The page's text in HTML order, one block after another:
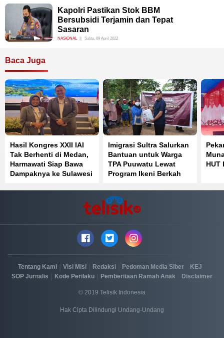
Kapolri Pastikan Stok BBM
Bersubsidi Terjamin dan Tepat
Sasaran
NASIONAL Sabtu, 09 April 2022
Baca Juga
Hasil Kongres XXII IAI
Tak Berhenti di Medan,
Harmawati Siap Bawa
Dampaknya ke Sulawesi
Imigrasi Sultra Salurkan
Bantuan untuk Warga
TPA Puuwatu Lewat
Program Ikeni Berkah
HUT
Tentang Kami Visi Misi Redaksi Pedoman Media Siber KEJ
SOP Jurnalis Kode Perilaku Pemberitaan Ramah Anak Disclaimer
© 2019 Telisik Indonesia
Hak Cipta Dilindungi Undang-Undang